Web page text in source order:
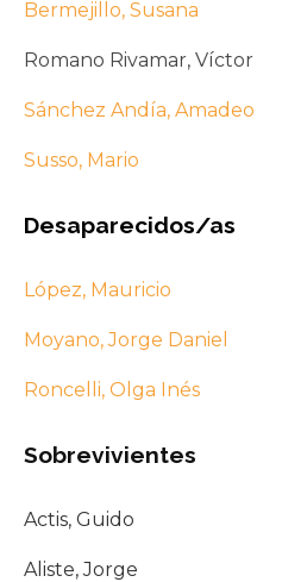
Bermejillo, Susana
Romano Rivamar, Víctor
Sánchez Andía, Amadeo
Susso, Mario
Desaparecidos/as
López, Mauricio
Moyano, Jorge Daniel
Roncelli, Olga Inés
Sobrevivientes
Actis, Guido
Aliste, Jorge